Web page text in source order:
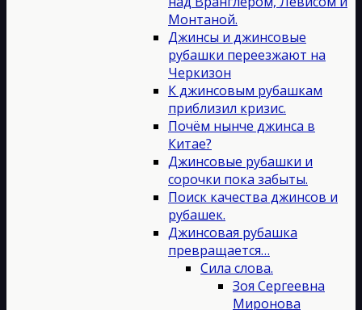
Монтаной.
Джинсы и джинсовые
рубашки переезжают на
Черкизон
К джинсовым рубашкам
приблизил кризис.
Почём нынче джинса в
Китае?
Джинсовые рубашки и
сорочки пока забыты.
Поиск качества джинсов и
рубашек.
Джинсовая рубашка
превращается…
Сила слова.
Зоя Сергеевна
Миронова